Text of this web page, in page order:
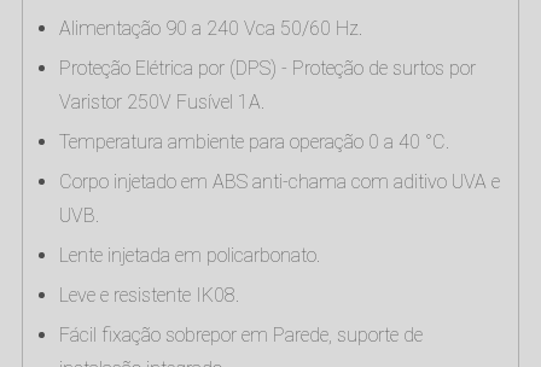
Alimentação 90 a 240 Vca 50/60 Hz.
Proteção Elétrica por (DPS) - Proteção de surtos por
Varistor 250V Fusível 1A.
Temperatura ambiente para operação 0 a 40 °C.
Corpo injetado em ABS anti-chama com aditivo UVA e
UVB.
Lente injetada em policarbonato.
Leve e resistente IK08.
Fácil fixação sobrepor em Parede, suporte de